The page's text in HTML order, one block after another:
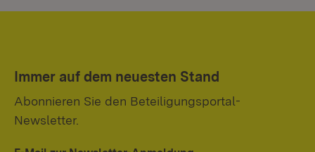
Immer auf dem neuesten Stand
Abonnieren Sie den Beteiligungsportal-
Newsletter.